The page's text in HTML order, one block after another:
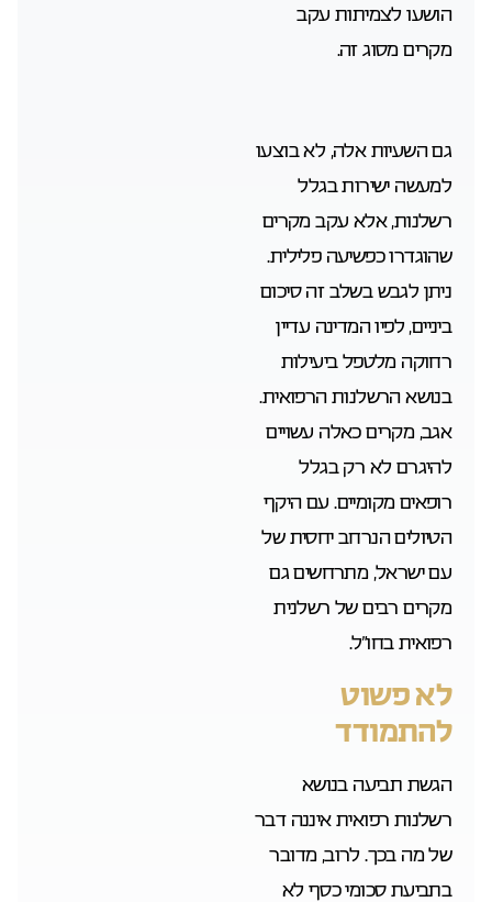
הושעו לצמיתות עקב
מקרים מסוג זה.
גם השעיות אלה, לא בוצעו
למעשה ישירות בגלל
רשלנות, אלא עקב מקרים
שהוגדרו כפשיעה פלילית.
ניתן לגבש בשלב זה סיכום
ביניים, לפיו המדינה עדיין
רחוקה מלטפל ביעילות
בנושא הרשלנות הרפואית.
אגב, מקרים כאלה עשויים
להיגרם לא רק בגלל
רופאים מקומיים. עם היקף
הטיולים הנרחב יחסית של
עם ישראל, מתרחשים גם
מקרים רבים של רשלנית
רפואית בחו”ל.
לא פשוט
להתמודד
הגשת תביעה בנושא
רשלנות רפואית איננה דבר
של מה בכך. לרוב, מדובר
בתביעת סכומי כסף לא